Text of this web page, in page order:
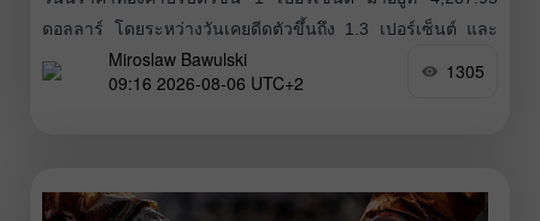
ดอลลาร์ โดยระหว่างวันเคยดีดตัวขึ้นถึง 1.3 เปอร์เซ็นต์ และ
ขึ้นไปทดสอบระดับ 4,300 ดอลลาร์ การปรับขึ้นครั้งนี้เป็นการ
ต่อเนื่องจากการปรับตัวขึ้นแรงที่สุดในรอบหกเดือน ภายหลังจาก
Miroslaw Bawulski
09:16 2026-08-06 UTC+2
1305